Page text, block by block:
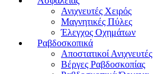
Ανιχνευτές Χειρός
Μαγνητικές Πύλες
Έλεγχος Οχημάτων
Ραβδοσκοπικά
Αποστατικοί Ανιχνευτές
Βέργες Ραβδοσκοπίας